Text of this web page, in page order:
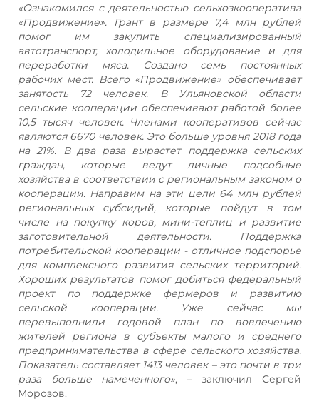
«Ознакомился с деятельностью сельхозкооператива
«Продвижение». Грант в размере 7,4 млн рублей
помог им закупить специализированный
автотранспорт, холодильное оборудование и для
переработки мяса. Создано семь постоянных
рабочих мест. Всего «Продвижение» обеспечивает
занятость 72 человек. В Ульяновской области
сельские кооперации обеспечивают работой более
10,5 тысяч человек. Членами кооперативов сейчас
являются 6670 человек. Это больше уровня 2018 года
на 21%. В два раза вырастет поддержка сельских
граждан, которые ведут личные подсобные
хозяйства в соответствии с региональным законом о
кооперации. Направим на эти цели 64 млн рублей
региональных субсидий, которые пойдут в том
числе на покупку коров, мини-теплиц и развитие
заготовительной деятельности. Поддержка
потребительской кооперации - отличное подспорье
для комплексного развития сельских территорий.
Хороших результатов помог добиться федеральный
проект по поддержке фермеров и развитию
сельской кооперации. Уже сейчас мы
перевыполнили годовой план по вовлечению
жителей региона в субъекты малого и среднего
предпринимательства в сфере сельского хозяйства.
Показатель составляет 1413 человек – это почти в три
раза больше намеченного», – заключил Сергей
Морозов.